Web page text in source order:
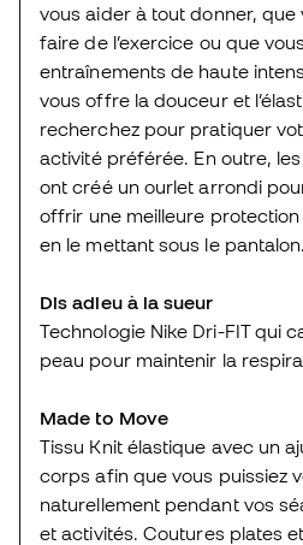
vous aider à tout donner, que
faire de l’exercice ou que
entraînements de haute
vous offre la douceur et
recherchez pour pratiquer
activité préférée. En outre,
ont créé un ourlet arrondi
offrir une meilleure
en le mettant sous le pantalon.
Dis adieu à la sueur
Technologie Nike Dri-FIT qui
peau pour maintenir la
Made to Move
Tissu Knit élastique avec un
corps afin que vous puissiez
naturellement pendant vos
et activités. Coutures plates